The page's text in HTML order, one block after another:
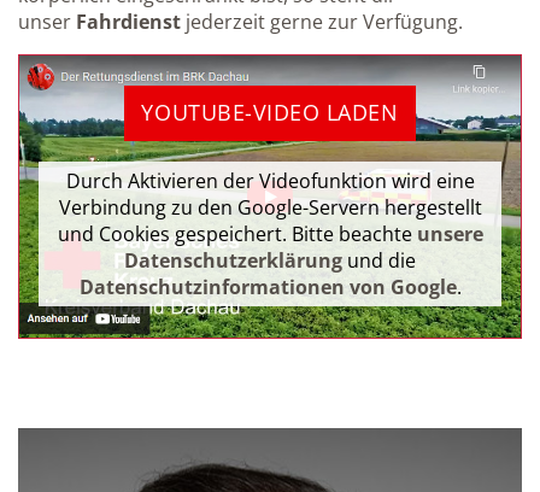
unser Fahrdienst jederzeit gerne zur Verfügung.
YOUTUBE-VIDEO LADEN
Durch Aktivieren der Videofunktion wird eine
Verbindung zu den Google-Servern hergestellt
und Cookies gespeichert. Bitte beachte unsere
Datenschutzerklärung und die
Datenschutzinformationen von Google.